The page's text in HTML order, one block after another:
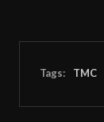
Tags: TMC